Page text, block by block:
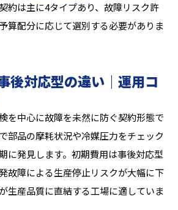
約は主に4タイプあり、故障リスク許
算配分に応じて選別する必要がありま
後対応型の違い｜運用コ
を中心に故障を未然に防ぐ契約形態で
部品の摩耗状況や冷媒圧力をチェック
に発見します。初期費用は事後対応型
故障による生産停止リスクが大幅に下
生産品質に直結する工場に適していま